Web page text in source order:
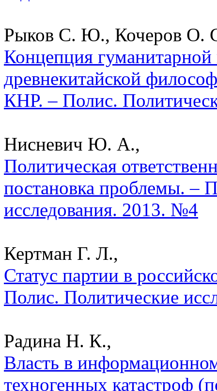
Рыков С. Ю., Кочеров О.
Концепция гуманитарной
древнекитайской
КНР. – Полис.
Нисневич Ю. А.,
Политическая
постановка проблемы. –
исследования. 2013. №4
Кертман Г. Л.,
Статус партии в
Полис. Политические
Радина Н. К.,
Власть в
техногенных катастроф